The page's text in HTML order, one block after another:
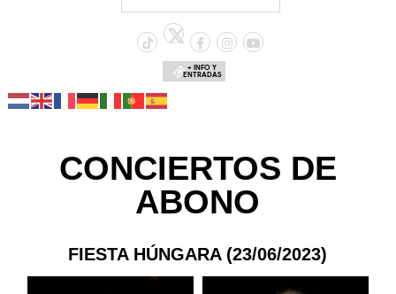
+ INFO Y
ENTRADAS
CONCIERTOS DE
ABONO
FIESTA HÚNGARA (23/06/2023)